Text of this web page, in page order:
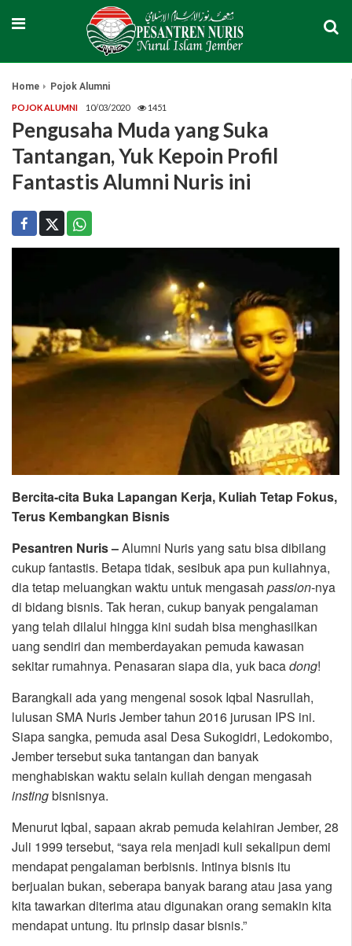
Home Pojok Alumni
POJOK ALUMNI 10/03/2020 1451
Pengusaha Muda yang Suka
Tantangan, Yuk Kepoin Profil
Fantastis Alumni Nuris ini
Bercita-cita Buka Lapangan Kerja, Kuliah Tetap Fokus,
Terus Kembangkan Bisnis
Pesantren Nuris –Alumni Nuris yang satu bisa dibilang
cukup fantastis. Betapa tidak, sesibuk apa pun kuliahnya,
dia tetap meluangkan waktu untuk mengasah passion-nya
di bidang bisnis. Tak heran, cukup banyak pengalaman
yang telah dilalui hingga kini sudah bisa menghasilkan
uang sendiri dan memberdayakan pemuda kawasan
sekitar rumahnya. Penasaran siapa dia, yuk bacadong!
Barangkali ada yang mengenal sosok Iqbal Nasrullah,
lulusan SMA Nuris Jember tahun 2016 jurusan IPS ini.
Siapa sangka, pemuda asal Desa Sukogidri, Ledokombo,
Jember tersebut suka tantangan dan banyak
menghabiskan waktu selain kuliah dengan mengasah
instingbisnisnya.
Menurut Iqbal, sapaan akrab pemuda kelahiran Jember, 28
Juli 1999 tersebut, “saya rela menjadi kuli sekalipun demi
mendapat pengalaman berbisnis. Intinya bisnis itu
berjualan bukan, seberapa banyak barang atau jasa yang
kita tawarkan diterima atau digunakan orang semakin kita
mendapat untung. Itu prinsip dasar bisnis.”